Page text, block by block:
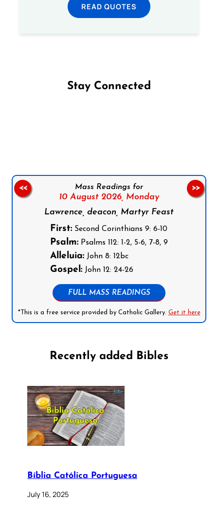
READ QUOTES
Stay Connected
Mass Readings for
10 August 2026, Monday
Lawrence, deacon, Martyr Feast
First: Second Corinthians 9: 6-10
Psalm: Psalms 112: 1-2, 5-6, 7-8, 9
Alleluia: John 8: 12bc
Gospel: John 12: 24-26
FULL MASS READINGS
*This is a free service provided by Catholic Gallery. Get it here
<< >>
Recently added Bibles
Bíblia Católica Portuguesa
July 16, 2025